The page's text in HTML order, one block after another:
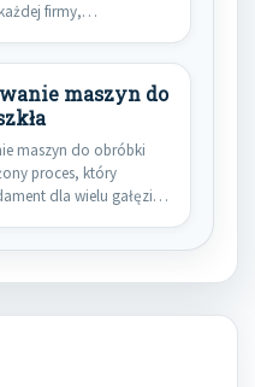
firmy,
maszyn do
maszyn do obróbki
proces, który
dla wielu gałęzi